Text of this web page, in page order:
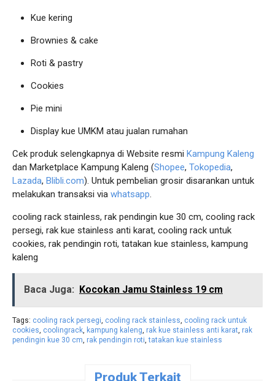
Kue kering
Brownies & cake
Roti & pastry
Cookies
Pie mini
Display kue UMKM atau jualan rumahan
Cek produk selengkapnya di Website resmi Kampung Kaleng
dan Marketplace Kampung Kaleng (Shopee, Tokopedia,
Lazada, Blibli.com). Untuk pembelian grosir disarankan untuk
melakukan transaksi via whatsapp.
cooling rack stainless, rak pendingin kue 30 cm, cooling rack
persegi, rak kue stainless anti karat, cooling rack untuk
cookies, rak pendingin roti, tatakan kue stainless, kampung
kaleng
Baca Juga: Kocokan Jamu Stainless 19 cm
Tags: cooling rack persegi, cooling rack stainless, cooling rack untuk
cookies, coolingrack, kampung kaleng, rak kue stainless anti karat, rak
pendingin kue 30 cm, rak pendingin roti,tatakan kue stainless
Produk Terkait